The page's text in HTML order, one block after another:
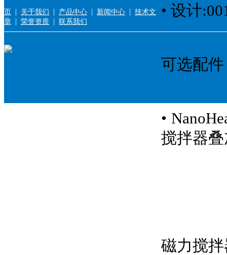
• 设计
可选配件
•
搅拌器
磁力搅
页 | 关于我们 | 产品中心 | 新闻中心 | 技术文
章 | 荣誉资质 | 联系我们